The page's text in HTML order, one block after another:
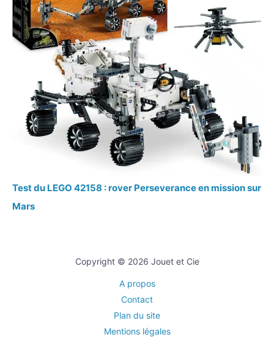
Test du LEGO 42158 : rover Perseverance en mission sur
Mars
Copyright © 2026 Jouet et Cie
A propos
Contact
Plan du site
Mentions légales